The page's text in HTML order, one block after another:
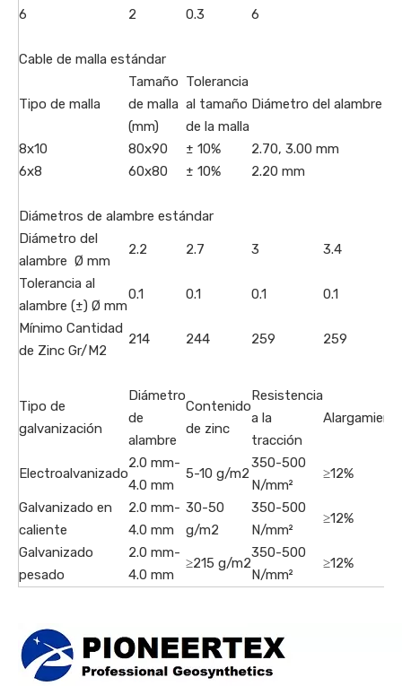
6 2 0.3 6
Cable de malla estándar
Tipo de malla
Tamaño
de malla
(mm)
Tolerancia
al tamaño
de la malla
Diámetro del alambre
8x10 80x90 ± 10%
2.70, 3.00 mm
6x8
60x80 ± 10% 2.20 mm
Diámetros de alambre estándar
Diámetro del
alambre Ø mm
2.2 2.7 3 3.4
Tolerancia al
alambre (±) Ø mm
0.1 0.1 0.1 0.1
Mínimo Cantidad
de Zinc Gr/M2
214 244 259 259
Tipo de
galvanización
Diámetro
de
alambre
Contenido
de zinc
Resistencia
a la
tracción
Electroalvanizado
2.0 mm-
4.0 mm
5-10 g/m2
350-500
N/mm²
≥12%
Galvanizado en
caliente
2.0 mm-
4.0 mm
30-50
g/m2
350-500
N/mm²
≥12%
Galvanizado
pesado
2.0 mm-
4.0 mm
≥215 g/m2
350-500
N/mm²
≥12%